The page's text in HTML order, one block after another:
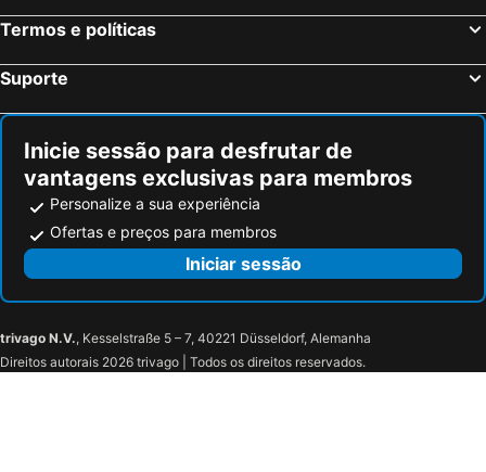
Termos e políticas
Suporte
Inicie sessão para desfrutar de
vantagens exclusivas para membros
Personalize a sua experiência
Ofertas e preços para membros
Iniciar sessão
trivago N.V., Kesselstraße 5 – 7, 40221 Düsseldorf, Alemanha
Direitos autorais 2026 trivago | Todos os direitos reservados.